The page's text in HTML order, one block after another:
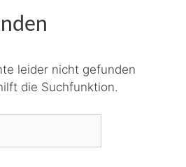
leider nicht gefunden
die Suchfunktion.